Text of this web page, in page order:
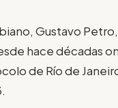
Gustavo
hace décadas
de Río de